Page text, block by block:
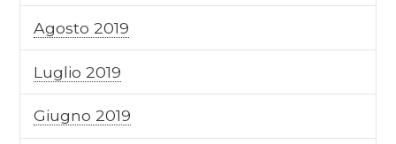
Agosto 2019
Luglio 2019
Giugno 2019